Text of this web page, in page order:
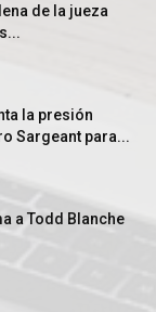
de la jueza
la presión
Sargeant para...
a Todd Blanche